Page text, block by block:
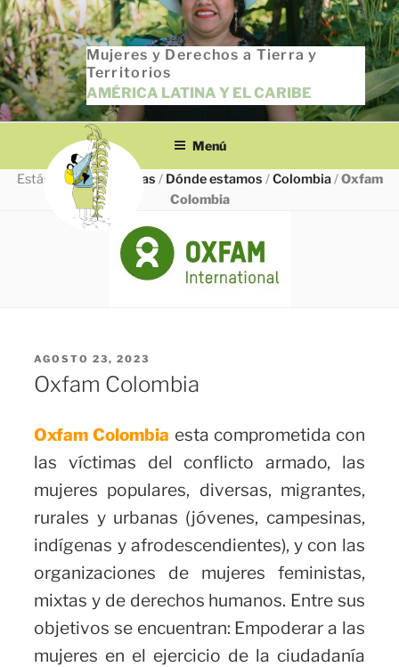
Saltar
al
contenido
Mujeres y Derechos a Tierra y
Territorios
AMÉRICA LATINA Y EL CARIBE
Menú
Estás enINICIO Todas / Dónde estamos /Colombia/Oxfam
Colombia
PUBLICADO
EL
AGOSTO 23, 2023
Oxfam Colombia
Oxfam Colombia esta comprometida con
las víctimas del conflicto armado, las
mujeres populares, diversas, migrantes,
rurales y urbanas (jóvenes, campesinas,
indígenas y afrodescendientes), y con las
organizaciones de mujeres feministas,
mixtas y de derechos humanos. Entre sus
objetivos se encuentran: Empoderar a las
mujeres en el ejercicio de la ciudadanía